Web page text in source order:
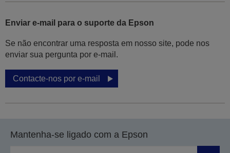
Enviar e-mail para o suporte da Epson
Se não encontrar uma resposta em nosso site, pode nos
enviar sua pergunta por e-mail.
Contacte-nos por e-mail
Mantenha-se ligado com a Epson